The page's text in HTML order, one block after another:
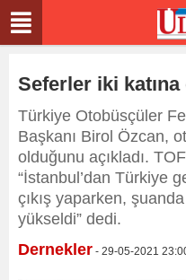
Seferler iki katına
Türkiye Otobüsçüler
Başkanı Birol Özcan,
olduğunu açıkladı.
“İstanbul’dan Türkiye
çıkış yaparken,
yükseldi” dedi.
Dernekler - 29-05-2021